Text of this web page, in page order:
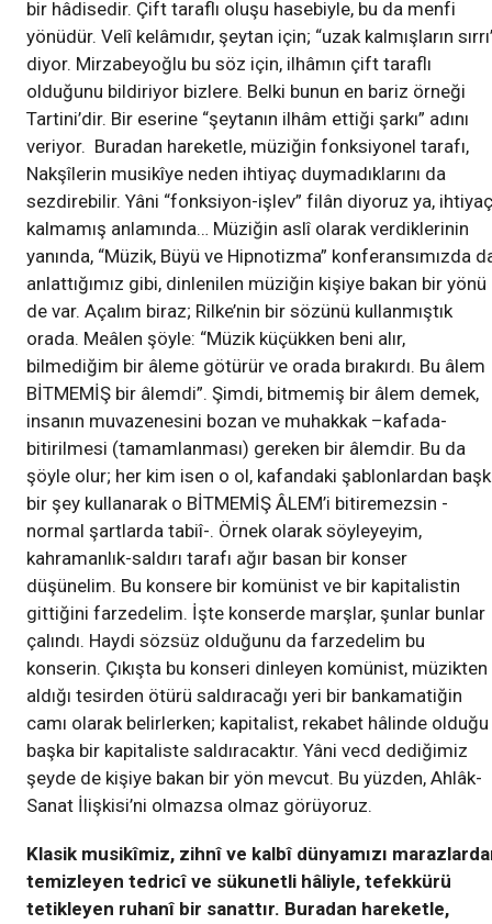
bir hâdisedir. Çift taraflı oluşu hasebiyle, bu da menfi
yönüdür. Velî kelâmıdır, şeytan için; “uzak kalmışların
diyor. Mirzabeyoğlu bu söz için, ilhâmın çift taraflı
olduğunu bildiriyor bizlere. Belki bunun en bariz örneği
Tartini’dir. Bir eserine “şeytanın ilhâm ettiği şarkı” adını
veriyor. Buradan hareketle, müziğin fonksiyonel tarafı,
Nakşîlerin musikîye neden ihtiyaç duymadıklarını da
sezdirebilir. Yâni “fonksiyon-işlev” filân diyoruz ya, ihtiyaç
kalmamış anlamında… Müziğin aslî olarak verdiklerinin
yanında, “Müzik, Büyü ve Hipnotizma” konferansımızda
anlattığımız gibi, dinlenilen müziğin kişiye bakan bir yönü
de var. Açalım biraz; Rilke’nin bir sözünü kullanmıştık
orada. Meâlen şöyle: “Müzik küçükken beni alır,
bilmediğim bir âleme götürür ve orada bırakırdı. Bu âlem
BİTMEMİŞ bir âlemdi”. Şimdi, bitmemiş bir âlem demek,
insanın muvazenesini bozan ve muhakkak –kafada-
bitirilmesi (tamamlanması) gereken bir âlemdir. Bu da
şöyle olur; her kim isen o ol, kafandaki şablonlardan
bir şey kullanarak o BİTMEMİŞ ÂLEM’i bitiremezsin -
normal şartlarda tabiî-. Örnek olarak söyleyeyim,
kahramanlık-saldırı tarafı ağır basan bir konser
düşünelim. Bu konsere bir komünist ve bir kapitalistin
gittiğini farzedelim. İşte konserde marşlar, şunlar bunlar
çalındı. Haydi sözsüz olduğunu da farzedelim bu
konserin. Çıkışta bu konseri dinleyen komünist, müzikten
aldığı tesirden ötürü saldıracağı yeri bir bankamatiğin
camı olarak belirlerken; kapitalist, rekabet hâlinde olduğu
başka bir kapitaliste saldıracaktır. Yâni vecd dediğimiz
şeyde de kişiye bakan bir yön mevcut. Bu yüzden, Ahlâk-
Sanat İlişkisi’ni olmazsa olmaz görüyoruz.
Klasik musikîmiz, zihnî ve kalbî dünyamızı
temizleyen tedricî ve sükunetli hâliyle, tefekkürü
tetikleyen ruhanî bir sanattır. Buradan hareketle,